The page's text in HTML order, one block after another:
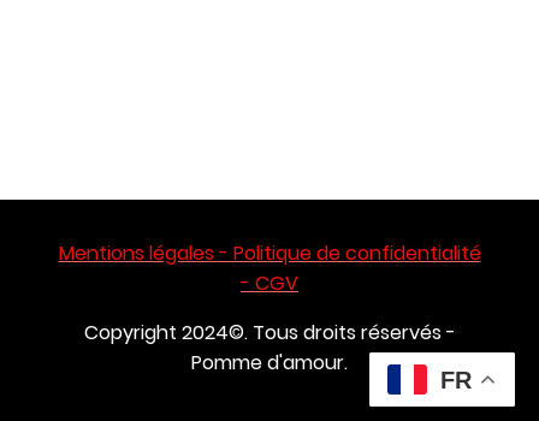
Mentions légales - Politique de confidentialité
- CGV
Copyright 2024©. Tous droits réservés -
Pomme d'amour.
FR